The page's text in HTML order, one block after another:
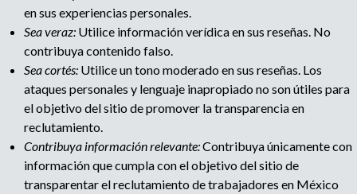
en sus experiencias personales.
Sea veraz: Utilice información verídica en sus reseñas. No
contribuya contenido falso.
Sea cortés: Utilice un tono moderado en sus reseñas. Los
ataques personales y lenguaje inapropiado no son útiles para
el objetivo del sitio de promover la transparencia en
reclutamiento.
Contribuya información relevante:Contribuya únicamente con
información que cumpla con el objetivo del sitio de
transparentar el reclutamiento de trabajadores en México